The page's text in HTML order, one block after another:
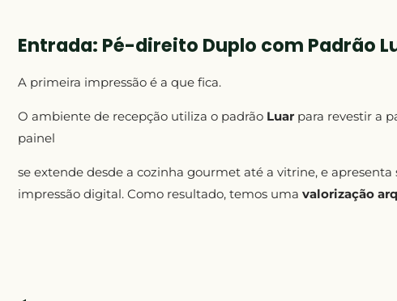
Entrada: Pé-direito Duplo com Padrão
A primeira impressão é a que fica.
O ambiente de recepção utiliza o padrão Luar para revestir a
painel
se extende desde a cozinha gourmet até a vitrine, e
impressão digital. Como resultado, temos umavalorização